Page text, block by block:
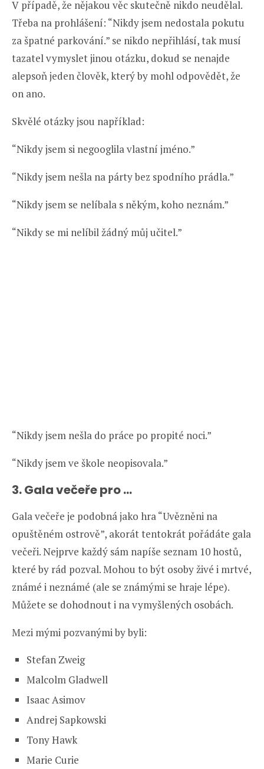
V případě, že nějakou věc skutečně nikdo neudělal.
Třeba na prohlášení: “Nikdy jsem nedostala pokutu
za špatné parkování.” se nikdo nepřihlásí, tak musí
tazatel vymyslet jinou otázku, dokud se nenajde
alepsoň jeden člověk, který by mohl odpovědět, že
on ano.
Skvělé otázky jsou například:
“Nikdy jsem si negooglila vlastní jméno.”
“Nikdy jsem nešla na párty bez spodního prádla.”
“Nikdy jsem se nelíbala s někým, koho neznám.”
“Nikdy se mi nelíbil žádný můj učitel.”
“Nikdy jsem nešla do práce po propité noci.”
“Nikdy jsem ve škole neopisovala.”
3. Gala večeře pro …
Gala večeře je podobná jako hra “Uvězněni na
opuštěném ostrově”, akorát tentokrát pořádáte gala
večeři. Nejprve každý sám napíše seznam 10 hostů,
které by rád pozval. Mohou to být osoby živé i mrtvé,
známé i neznámé (ale se známými se hraje lépe).
Můžete se dohodnout i na vymyšlených osobách.
Mezi mými pozvanými by byli:
Stefan Zweig
Malcolm Gladwell
Isaac Asimov
Andrej Sapkowski
Tony Hawk
Marie Curie